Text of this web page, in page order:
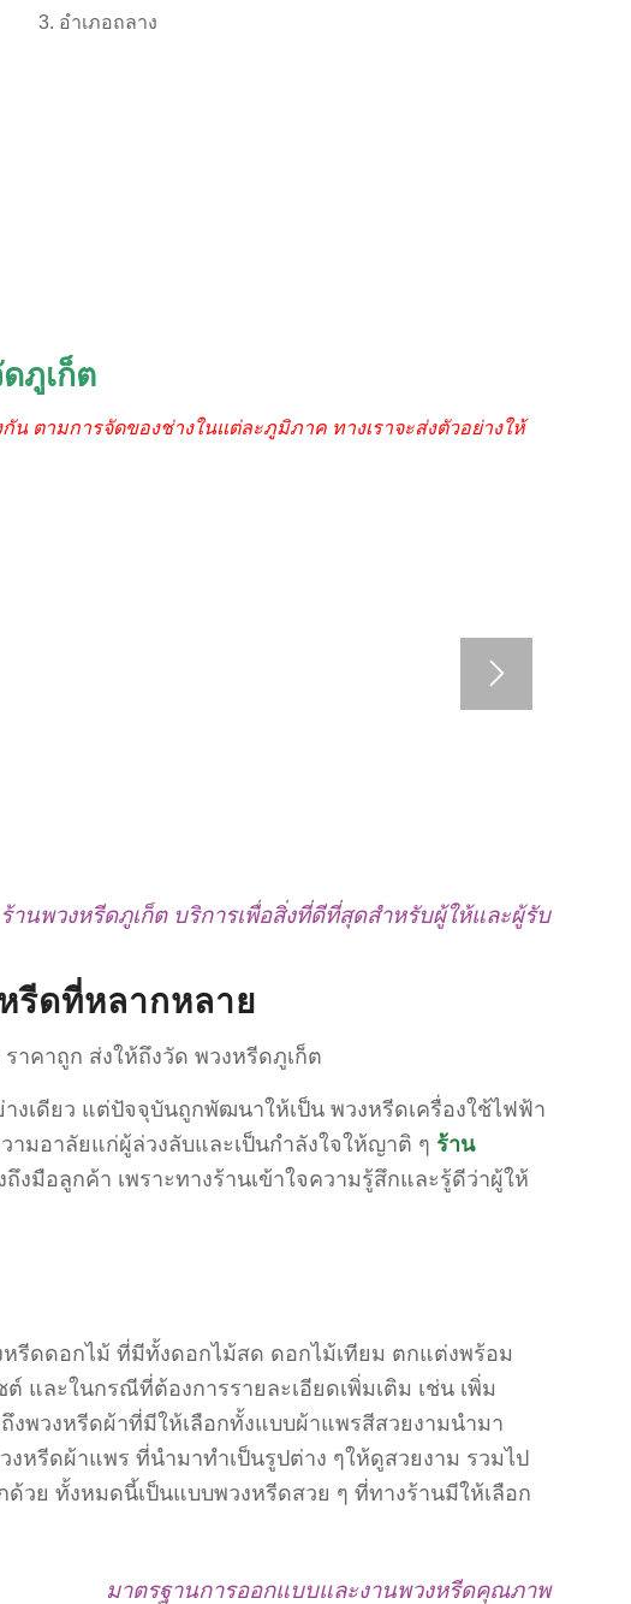
อำเภอถลาง
ภูเก็ต
น ตามการจัดของช่างในแต่ละภูมิภาค ทางเราจะส่งตัวอย่างให้
ร้านพวงหรีดภูเก็ต บริการเพื่อสิ่งที่ดีที่สุดสำหรับผู้ให้และผู้รับ
รีดที่หลากหลาย
าคาถูก ส่งให้ถึงวัด พวงหรีดภูเก็ต
เดียว แต่ปัจจุบันถูกพัฒนาให้เป็น พวงหรีดเครื่องใช้ไฟฟ้า
มอาลัยแก่ผู้ล่วงลับและเป็นกำลังใจให้ญาติ ๆ ร้าน
ถึงมือลูกค้า เพราะทางร้านเข้าใจความรู้สึกและรู้ดีว่าผู้ให้
รีดดอกไม้ ที่มีทั้งดอกไม้สด ดอกไม้เทียม ตกแต่งพร้อม
และในกรณีที่ต้องการรายละเอียดเพิ่มเติม เช่น เพิ่ม
พวงหรีดผ้าที่มีให้เลือกทั้งแบบผ้าแพรสีสวยงามนำมา
หรีดผ้าแพร ที่นำมาทำเป็นรูปต่าง ๆให้ดูสวยงาม รวมไป
วย ทั้งหมดนี้เป็นแบบพวงหรีดสวย ๆ ที่ทางร้านมีให้เลือก
มาตรฐานการออกแบบและงานพวงหรีดคุณภาพ